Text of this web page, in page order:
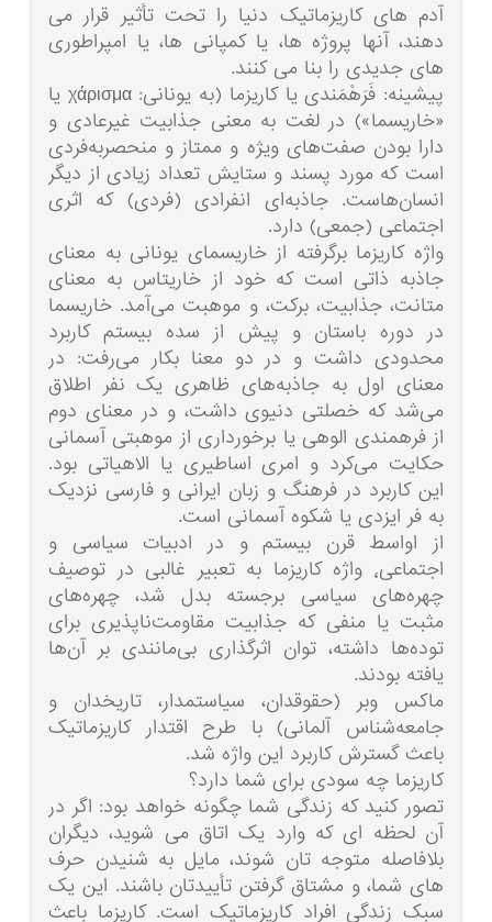
آدم های کاریزماتیک دنیا را تحت تأثیر قرار می
دهند، آنها پروژه ها، یا کمپانی ها، یا امپراطوری
های جدیدی را بنا می کنند.
پيشينه: فَرَهْمَندی یا کاریزما (به یونانی: χάρισμα یا
«خاریسما») در لغت به معنی جذابیت غیرعادی و
دارا بودن صفت‌های ویژه و ممتاز و منحصربه‌فردی
است که مورد پسند و ستایش تعداد زیادی از دیگر
انسان‌هاست. جاذبه‌ای انفرادی (فردی) که اثری
اجتماعی (جمعی) دارد.
واژه کاریزما برگرفته از خاریسمای یونانی به معنای
جاذبه ذاتی است که خود از خاریتاس به معنای
متانت، جذابیت، برکت، و موهبت می‌آمد. خاریسما
در دوره باستان و پیش از سده بیستم کاربرد
محدودی داشت و در دو معنا بکار می‌رفت: در
معنای اول به جاذبه‌های ظاهری یک نفر اطلاق
می‌شد که خصلتی دنیوی داشت، و در معنای دوم
از فرهمندی الوهی یا برخورداری از موهبتی آسمانی
حکایت می‌کرد و امری اساطیری یا الاهیاتی بود.
این کاربرد در فرهنگ و زبان ایرانی و فارسی نزدیک
به فر ایزدی یا شکوه آسمانی است.
از اواسط قرن بیستم و در ادبیات سیاسی و
اجتماعی٬ واژه کاریزما به تعبیر غالبی در توصیف
چهره‌های سیاسی برجسته بدل شد، چهره‌های
مثبت یا منفی که جذابیت مقاومت‌ناپذیری برای
توده‌ها داشته، توان اثرگذاری بی‌مانندی بر آن‌ها
یافته بودند.
ماکس وبر (حقوقدان، سیاستمدار، تاریخدان و
جامعه‌شناس آلمانی) با طرح اقتدار کاریزماتیک
باعث گسترش کاربرد این واژه شد.
کاریزما چه سودی برای شما دارد؟
تصور کنید که زندگی شما چگونه خواهد بود: اگر در
آن لحظه ای که وارد یک اتاق می شوید، دیگران
بلافاصله متوجه تان شوند، مایل به شنیدن حرف
های شما، و مشتاق گرفتن تأییدتان باشند. این یک
سبک زندگی افراد کاریزماتیک است. کاریزما باعث